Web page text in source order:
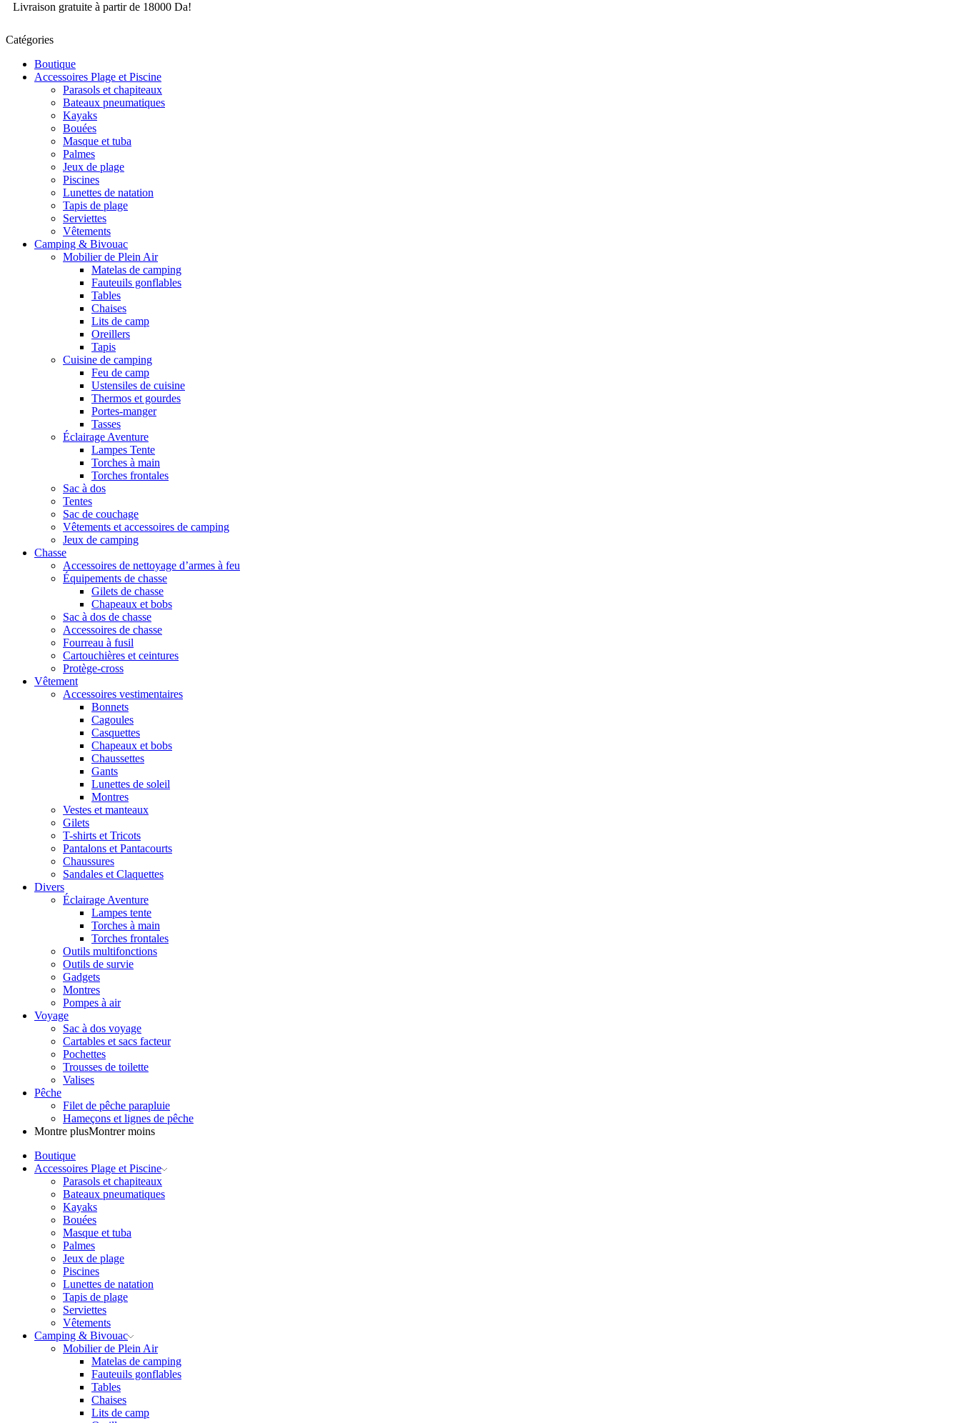
Livraison gratuite à partir de 18000 Da!
Catégories
Boutique
Accessoires Plage et Piscine
Parasols et chapiteaux
Bateaux pneumatiques
Kayaks
Bouées
Masque et tuba
Palmes
Jeux de plage
Piscines
Lunettes de natation
Tapis de plage
Serviettes
Vêtements
Camping & Bivouac
Mobilier de Plein Air
Matelas de camping
Fauteuils gonflables
Tables
Chaises
Lits de camp
Oreillers
Tapis
Cuisine de camping
Feu de camp
Ustensiles de cuisine
Thermos et gourdes
Portes-manger
Tasses
Éclairage Aventure
Lampes Tente
Torches à main
Torches frontales
Sac à dos
Tentes
Sac de couchage
Vêtements et accessoires de camping
Jeux de camping
Chasse
Accessoires de nettoyage d’armes à feu
Équipements de chasse
Gilets de chasse
Chapeaux et bobs
Sac à dos de chasse
Accessoires de chasse
Fourreau à fusil
Cartouchières et ceintures
Protège-cross
Vêtement
Accessoires vestimentaires
Bonnets
Cagoules
Casquettes
Chapeaux et bobs
Chaussettes
Gants
Lunettes de soleil
Montres
Vestes et manteaux
Gilets
T-shirts et Tricots
Pantalons et Pantacourts
Chaussures
Sandales et Claquettes
Divers
Éclairage Aventure
Lampes tente
Torches à main
Torches frontales
Outils multifonctions
Outils de survie
Gadgets
Montres
Pompes à air
Voyage
Sac à dos voyage
Cartables et sacs facteur
Pochettes
Trousses de toilette
Valises
Pêche
Filet de pêche parapluie
Hameçons et lignes de pêche
Montre plusMontrer moins
Boutique
Accessoires Plage et Piscine
Parasols et chapiteaux
Bateaux pneumatiques
Kayaks
Bouées
Masque et tuba
Palmes
Jeux de plage
Piscines
Lunettes de natation
Tapis de plage
Serviettes
Vêtements
Camping & Bivouac
Mobilier de Plein Air
Matelas de camping
Fauteuils gonflables
Tables
Chaises
Lits de camp